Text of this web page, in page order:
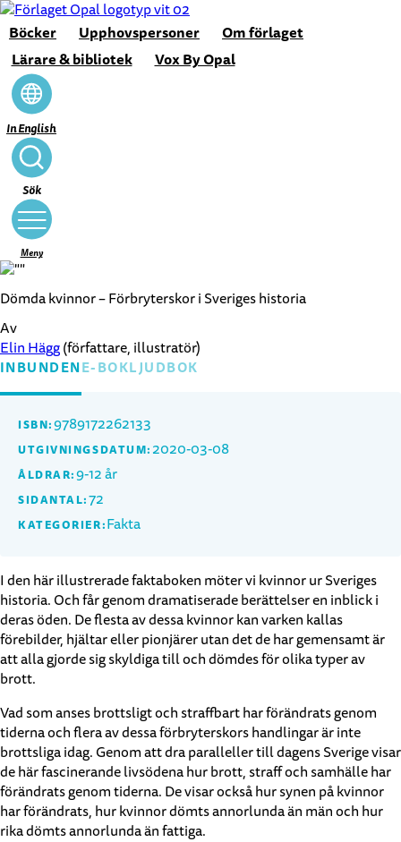
Hoppa
tillBöcker Upphovspersoner
Om förlaget
Lärare & bibliotek
Vox By Opal
In English
Sök
Stäng
Meny
Dömda kvinnor – Förbryterskor i Sveriges historia
Av
Elin Hägg(författare, illustratör)
INBUNDENE-BOKLJUDBOK
ISBN:9789172262133
UTGIVNINGSDATUM: 2020-03-08
ÅLDRAR:9-12 år
SIDANTAL:72
KATEGORIER:Fakta
I den här illustrerade faktaboken möter vi kvinnor ur Sveriges
historia. Och får genom dramatiserade berättelser en inblick i
deras öden. De flesta av dessa kvinnor kan varken kallas
förebilder, hjältar eller pionjärer utan det de har gemensamt är
att alla gjorde sig skyldiga till och dömdes för olika typer av
brott.
Vad som anses brottsligt och straffbart har förändrats genom
tiderna och flera av dessa förbryterskors handlingar är inte
brottsliga idag. Genom att dra paralleller till dagens Sverige visar
de här fascinerande livsödena hur brott, straff och samhälle har
förändrats genom tiderna. De visar också hur synen på kvinnor
har förändrats, hur kvinnor dömts annorlunda än män och hur
rika dömts annorlunda än fattiga.